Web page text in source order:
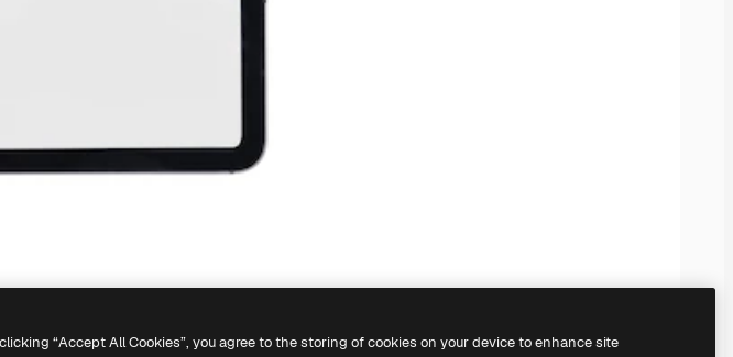
“Accept All Cookies”, you agree to the storing of cookies on your device to enhance site